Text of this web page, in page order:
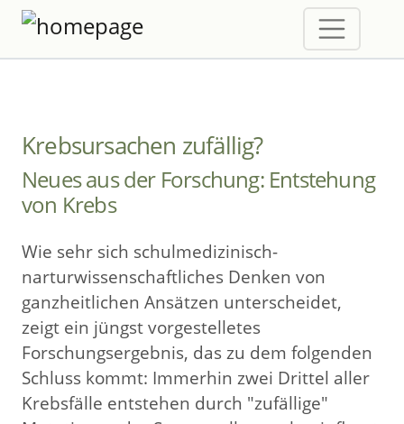
Krebsursachen zufällig?
Neues aus der Forschung: Entstehung
von Krebs
Wie sehr sich schulmedizinisch-
narturwissenschaftliches Denken von
ganzheitlichen Ansätzen unterscheidet,
zeigt ein jüngst vorgestelletes
Forschungsergebnis, das zu dem folgenden
Schluss kommt: Immerhin zwei Drittel aller
Krebsfälle entstehen durch "zufällige"